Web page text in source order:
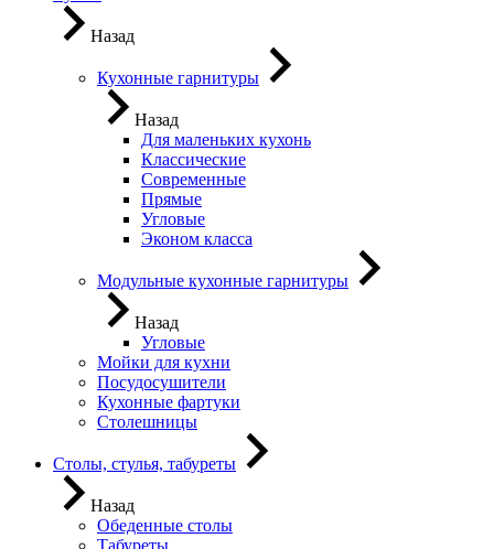
Назад
Кухонные гарнитуры
Назад
Для маленьких кухонь
Классические
Современные
Прямые
Угловые
Эконом класса
Модульные кухонные гарнитуры
Назад
Угловые
Мойки для кухни
Посудосушители
Кухонные фартуки
Столешницы
Столы, стулья, табуреты
Назад
Обеденные столы
Табуреты